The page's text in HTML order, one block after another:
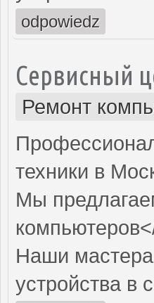
odpowiedz
Сервисный
Ремонт
техники в
Мы
Наши мастера
устройства в